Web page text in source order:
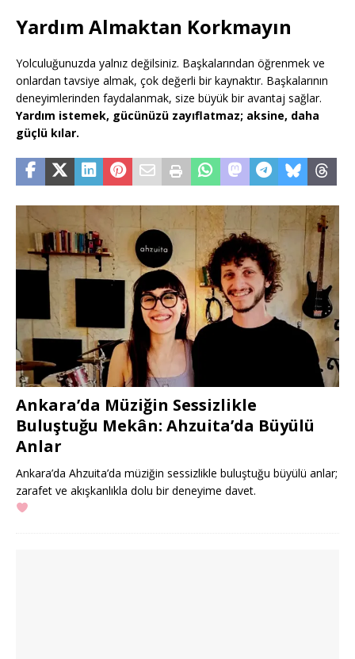
Yardım Almaktan Korkmayın
Yolculuğunuzda yalnız değilsiniz. Başkalarından öğrenmek ve
onlardan tavsiye almak, çok değerli bir kaynaktır. Başkalarının
deneyimlerinden faydalanmak, size büyük bir avantaj sağlar.
Yardım istemek, gücünüzü zayıflatmaz; aksine, daha
güçlü kılar.
Ankara’da Müziğin Sessizlikle
Buluştuğu Mekân: Ahzuita’da Büyülü
Anlar
Ankara’da Ahzuita’da müziğin sessizlikle buluştuğu büyülü anlar;
zarafet ve akışkanlıkla dolu bir deneyime davet.